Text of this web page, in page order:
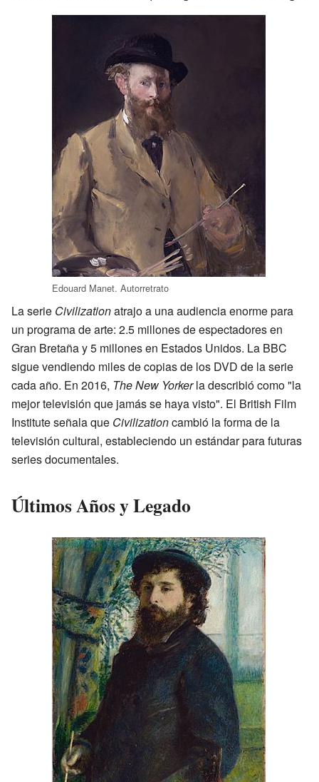
Edouard Manet. Autorretrato
La serie Civilizationatrajo a una audiencia enorme para
un programa de arte: 2.5 millones de espectadores en
Gran Bretaña y 5 millones en Estados Unidos. La BBC
sigue vendiendo miles de copias de los DVD de la serie
cada año. En 2016, The New Yorkerla describió como "la
mejor televisión que jamás se haya visto". El British Film
Institute señala que Civilizationcambió la forma de la
televisión cultural, estableciendo un estándar para futuras
series documentales.
Últimos Años y Legado